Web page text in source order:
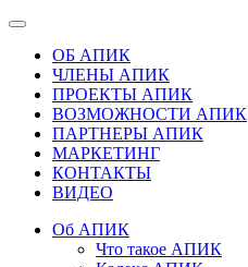
ОБ АПИК
ЧЛЕНЫ АПИК
ПРОЕКТЫ АПИК
ВОЗМОЖНОСТИ АПИК
ПАРТНЕРЫ АПИК
МАРКЕТИНГ
КОНТАКТЫ
ВИДЕО
Об АПИК
Что такое АПИК